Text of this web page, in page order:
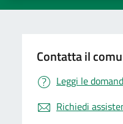
Contatta il
Leggi le
Richiedi